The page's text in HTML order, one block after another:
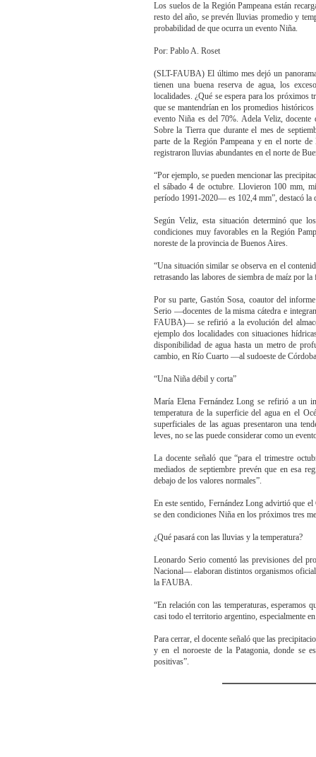
Los suelos de la Región Pampeana están
resto del año, se prevén lluvias promedio y
probabilidad de que ocurra un evento Niña.
Por: Pablo A. Roset
(SLT-FAUBA) El último mes dejó un
tienen una buena reserva de agua, los
localidades. ¿Qué se espera para los próximos
que se mantendrían en los promedios
evento Niña es del 70%. Adela Veliz,
Sobre la Tierra que durante el mes de
parte de la Región Pampeana y en el norte
registraron lluvias abundantes en el norte de
“Por ejemplo, se pueden mencionar las
el sábado 4 de octubre. Llovieron 100 mm,
período 1991-2020— es 102,4 mm”, destacó la
Según Veliz, esta situación determinó que
condiciones muy favorables en la Región
noreste de la provincia de Buenos Aires.
“Una situación similar se observa en el
retrasando las labores de siembra de maíz por
Por su parte, Gastón Sosa, coautor del
Serio —docentes de la misma cátedra e
FAUBA)— se refirió a la evolución del
ejemplo dos localidades con situaciones
disponibilidad de agua hasta un metro de
cambio, en Río Cuarto —al sudoeste de
“Una Niña débil y corta”
María Elena Fernández Long se refirió a un
temperatura de la superficie del agua en el
superficiales de las aguas presentaron una
leves, no se las puede considerar como un
La docente señaló que “para el trimestre
mediados de septiembre prevén que en esa
debajo de los valores normales”.
En este sentido, Fernández Long advirtió que
se den condiciones Niña en los próximos tres
¿Qué pasará con las lluvias y la temperatura?
Leonardo Serio comentó las previsiones del
Nacional— elaboran distintos organismos
la FAUBA.
“En relación con las temperaturas, esperamos
casi todo el territorio argentino, especialmente
Para cerrar, el docente señaló que las
y en el noroeste de la Patagonia, donde se
positivas”.